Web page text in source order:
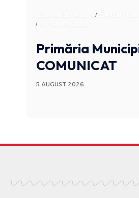
ADMINISTRATIV
Primăria
COMUNICAT
5 AUGUST 2026